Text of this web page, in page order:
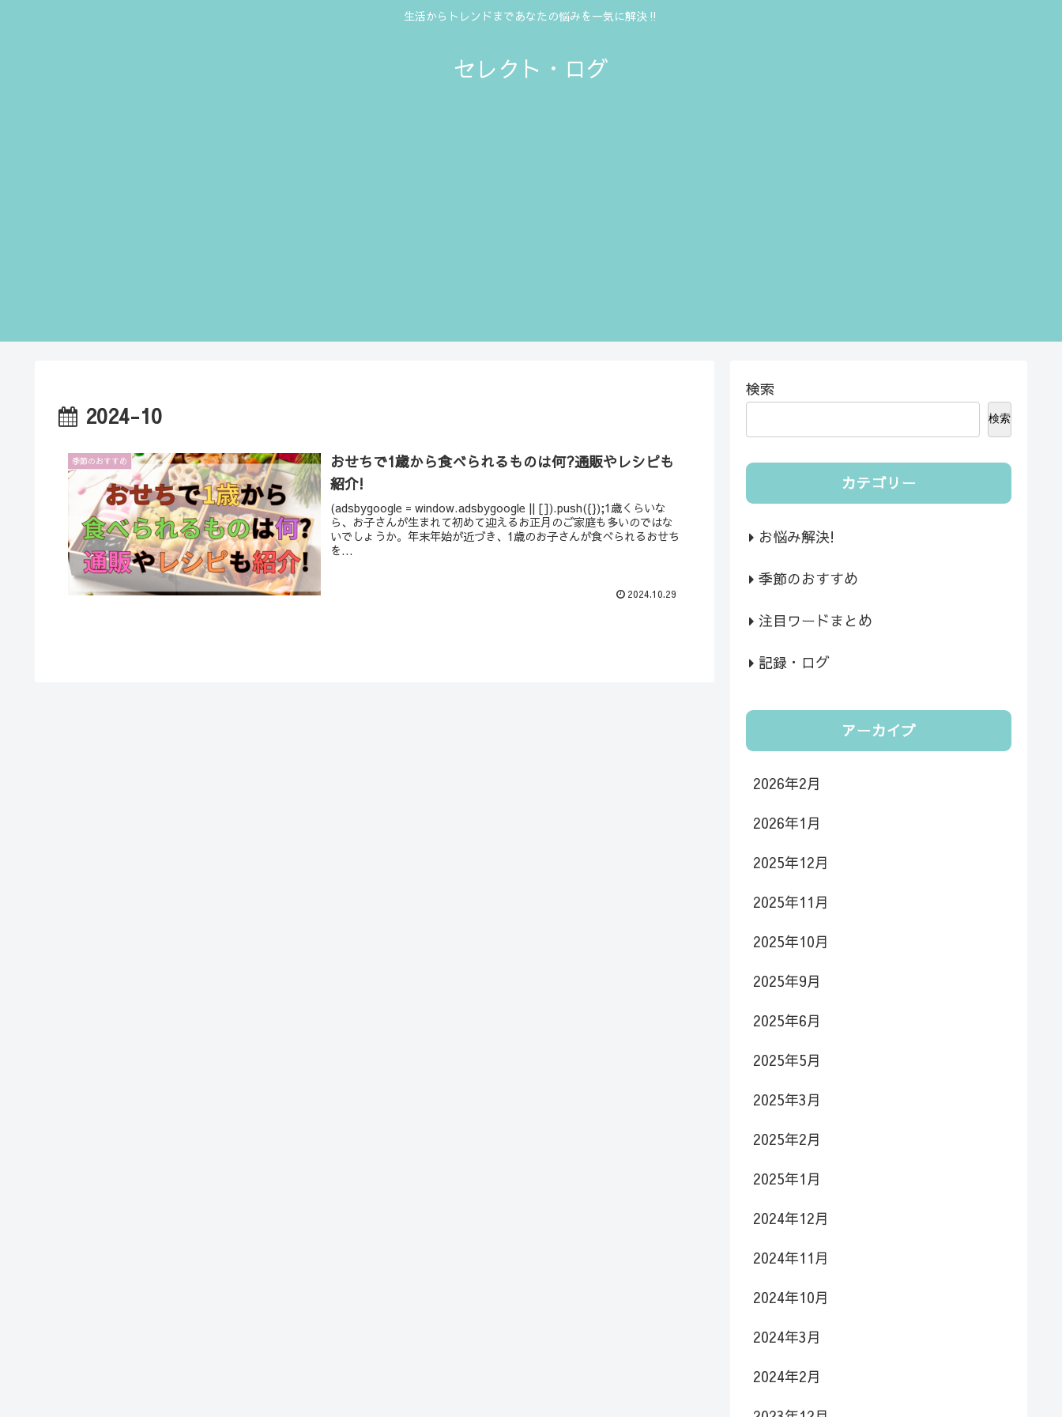
生活からトレンドまであなたの悩みを一気に解決‼
セレクト・ログ
2024-10
季節のおすすめ
おせちで1歳から食べられるものは何?通販やレシピも
紹介!
(adsbygoogle = window.adsbygoogle || []).push({});1歳くらいな
ら、お子さんが生まれて初めて迎えるお正月のご家庭も多いのではな
いでしょうか。年末年始が近づき、1歳のお子さんが食べられるおせち
を...
2024.10.29
検索
検索
カテゴリー
お悩み解決!
季節のおすすめ
注目ワードまとめ
記録・ログ
アーカイブ
2026年2月
2026年1月
2025年12月
2025年11月
2025年10月
2025年9月
2025年6月
2025年5月
2025年3月
2025年2月
2025年1月
2024年12月
2024年11月
2024年10月
2024年3月
2024年2月